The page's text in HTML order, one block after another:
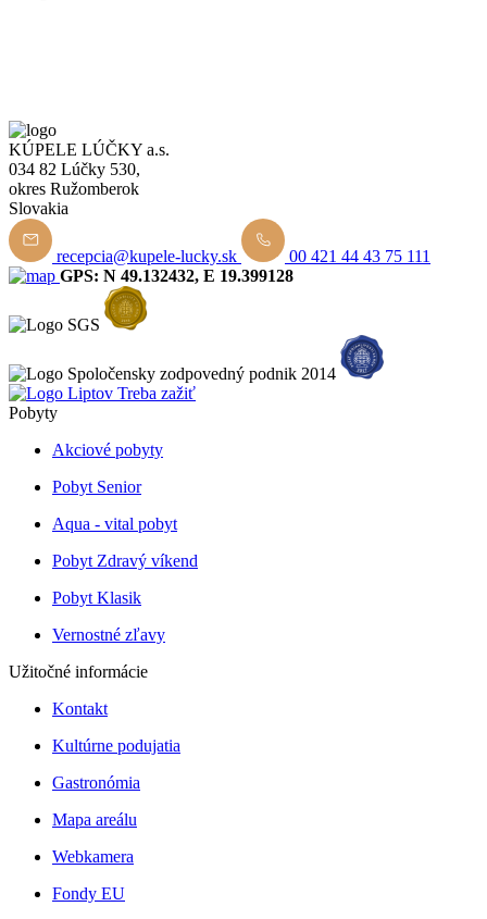
KÚPELE LÚČKY a.s.
034 82 Lúčky 530,
okres Ružomberok
Slovakia
recepcia@kupele-lucky.sk
00 421 44 43 75 111
GPS: N 49.132432, E 19.399128
Pobyty
Akciové pobyty
Pobyt Senior
Aqua - vital pobyt
Pobyt Zdravý víkend
Pobyt Klasik
Vernostné zľavy
Užitočné informácie
Kontakt
Kultúrne podujatia
Gastronómia
Mapa areálu
Webkamera
Fondy EU